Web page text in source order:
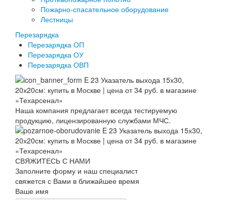
Пожарно-спасательное оборудование
Лестницы
Перезарядка
Перезарядка ОП
Перезарядка ОУ
Перезарядка ОВП
Наша компания предлагает всегда тестируемую
продукцию, лицензированную службами МЧС.
СВЯЖИТЕСЬ С НАМИ
Заполните форму и наш специалист
свяжется с Вами в ближайшее время
Ваше имя